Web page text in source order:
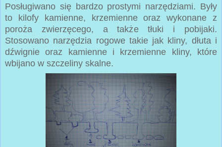
Posługiwano się bardzo prostymi narzędziami. Były
to kilofy kamienne, krzemienne oraz wykonane z
poroża zwierzęcego, a także tłuki i pobijaki.
Stosowano narzędzia rogowe takie jak kliny, dłuta i
dźwignie oraz kamienne i krzemienne kliny, które
wbijano w szczeliny skalne.